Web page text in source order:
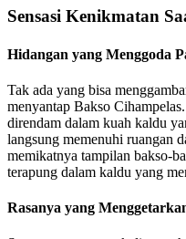
Sensasi Kenikmatan
Hidangan yang Menggoda
Tak ada yang bisa
menyantap Bakso
direndam dalam kuah kaldu
langsung memenuhi ruangan
memikatnya tampilan bakso-
terapung dalam kaldu yang
Rasanya yang